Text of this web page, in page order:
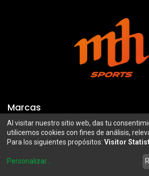
Marcas
Troy Lee Designs
100%
Airoh
Mazawi
SIDI
Al visitar nuestro sitio web, das tu
utilicemos cookies con fines de análisis,
Para los siguientes propósitos: Visitor
Personalizar...